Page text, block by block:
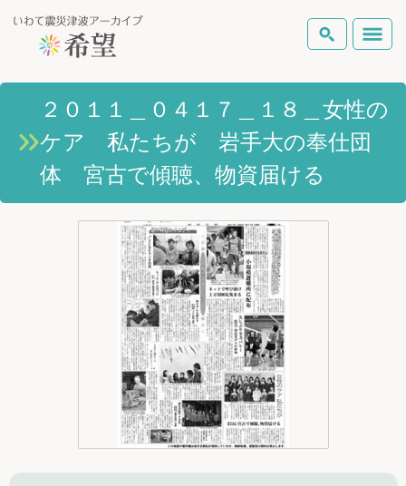
岩手県の被害状況
ピックアップコンテンツ
Foreign Laguage
検索
テーマから探す 地図から探す 詳細検索
２０１１＿０４１７＿１８＿女性の
ケア 私たちが 岩手大の奉仕団
体 宮古で傾聴、物資届ける